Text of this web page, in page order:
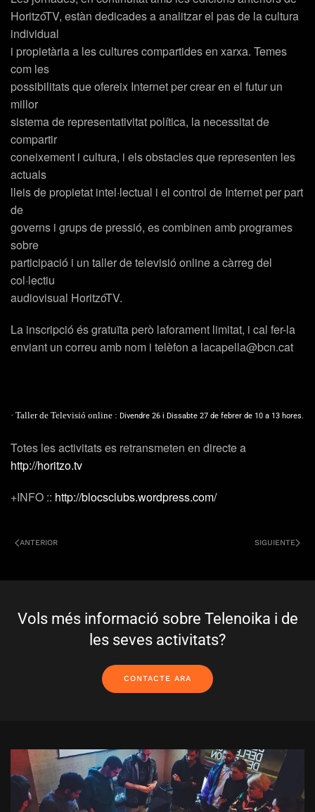
HoritzóTV, estàn dedicades a analitzar el pas de la cultura
individual
i propietària a les cultures compartides en xarxa. Temes
com les
possibilitats que ofereix Internet per crear en el futur un
millor
sistema de representativitat política, la necessitat de
compartir
coneixement i cultura, i els obstacles que representen les
actuals
lleis de propietat intel·lectual i el control de Internet per part
de
governs i grups de pressió, es combinen amb programes
sobre
participació i un taller de televisió online a càrreg del
col·lectiu
audiovisual HoritzóTV.
La inscripció és gratuïta però laforament limitat, i cal fer-la
enviant un correu amb nom i telèfon a lacapella@bcn.cat
· Taller de Televisió online : Divendre 26 i Dissabte 27 de febrer de 10 a 13 hores.
Totes les activitats es retransmeten en directe a
http://horitzo.tv
+INFO :: http://blocsclubs.wordpress.com/
ANTERIOR SIGUIENTE
Vols més informació sobre Telenoika i de
les seves activitats?
CONTACTE ARA